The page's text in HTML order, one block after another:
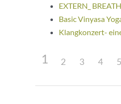
EXTERN_
Basic Vinyasa
Klangkonzert-
1 2 3 4 5